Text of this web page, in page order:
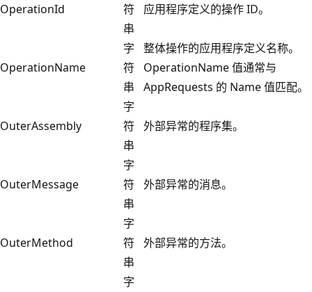
OperationId
符
串
应用程序定义的操作 ID。
OperationName
字
符
串
整体操作的应用程序定义名称。
OperationName 值通常与
AppRequests 的 Name 值匹配。
OuterAssembly
字
符
串
外部异常的程序集。
OuterMessage
字
符
串
外部异常的消息。
OuterMethod
字
符
串
外部异常的方法。
字